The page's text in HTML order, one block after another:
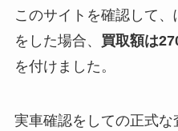
このサイトを確認して
をした場合、 買取額は
を付けました。
実車確認をしての正式な